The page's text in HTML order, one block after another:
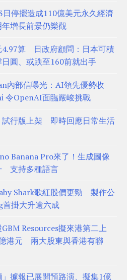
日停擺造成110億美元永久經濟
增長前景仍樂觀
4.97算 日政府顧問：日本可積
圓、或跌至160前就出手
內部信曝光：AI領先優勢收
OpenAI面臨嚴峻挑戰
試行版上架 即時回應日常生活
Banana Pro來了！生成圖像
支持多種語言
Shark歌紅股價更勁 製作公
掛大升逾六成
Resources擬來港第二上
港元 兩大股東與香港有聯
」據報已展開預路演、擬集1億